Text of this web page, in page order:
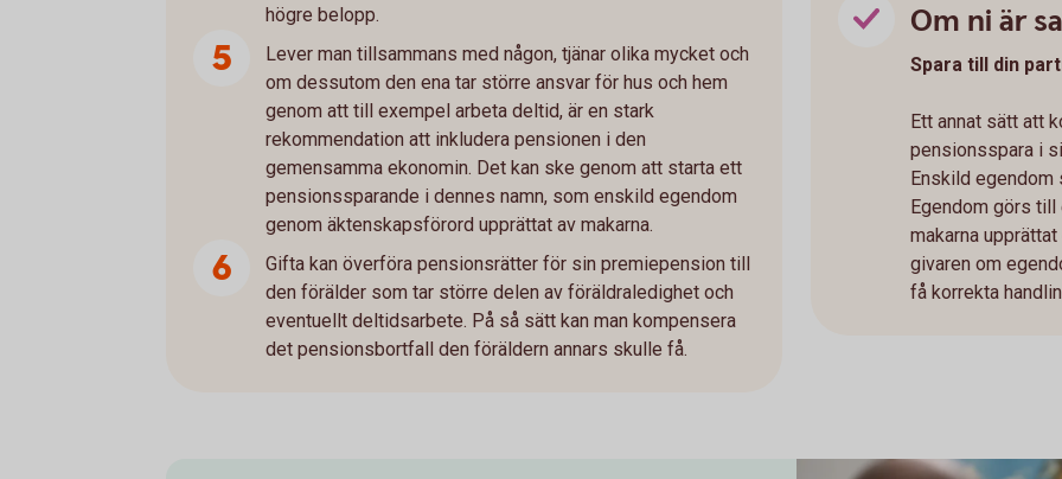
högre belopp.
Lever man tillsammans med någon, tjänar olika mycket och
om dessutom den ena tar större ansvar för hus och hem
genom att till exempel arbeta deltid, är en stark
rekommendation att inkludera pensionen i den
gemensamma ekonomin. Det kan ske genom att starta ett
pensionssparande i dennes namn, som enskild egendom
genom äktenskapsförord upprättat av makarna.
Gifta kan överföra pensionsrätter för sin premiepension till
den förälder som tar större delen av föräldraledighet och
eventuellt deltidsarbete. På så sätt kan man kompensera
det pensionsbortfall den föräldern annars skulle få.
Om ni är
Spara till din
Ett annat sätt att
pensionsspara i
Enskild egendom
Egendom görs
makarna
givaren om
få korrekta